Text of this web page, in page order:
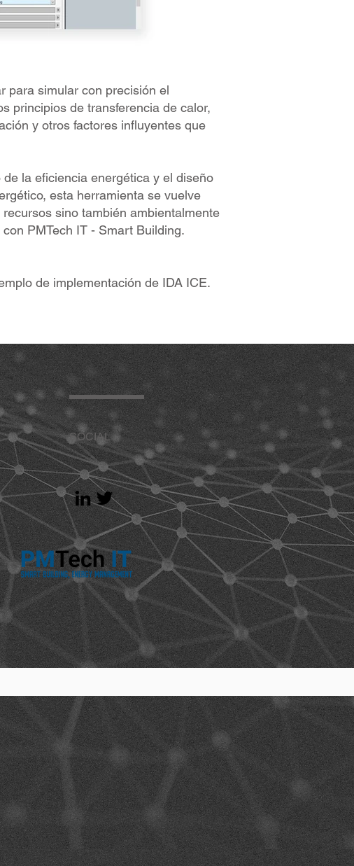
para simular con precisión el
principios de transferencia de calor,
y otros factores influyentes que
la eficiencia energética y el diseño
esta herramienta se vuelve
sino también ambientalmente
PMTech IT - Smart Building.
de implementación de IDA ICE.
SOCIAL